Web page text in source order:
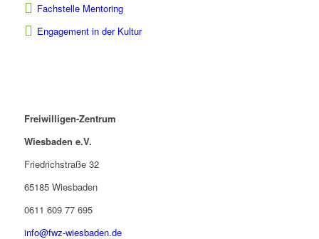
Fachstelle Mentoring
Engagement in der Kultur
Freiwilligen-Zentrum
Wiesbaden e.V.
Friedrichstraße 32
65185 Wiesbaden
0611 609 77 695
info@fwz-wiesbaden.de